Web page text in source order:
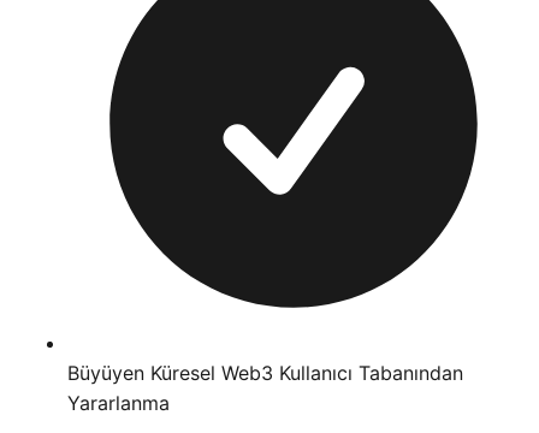
Büyüyen Küresel Web3 Kullanıcı Tabanından
Yararlanma